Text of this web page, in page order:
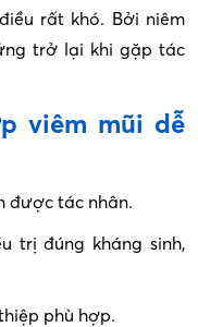
rất khó. Bởi niêm
trở lại khi gặp tác
viêm mũi dễ
được tác nhân.
trị đúng kháng sinh,
phù hợp.